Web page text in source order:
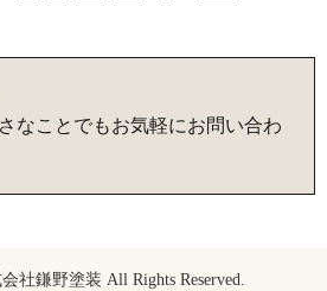
なことでもお気軽にお問い合わ
社鎌野塗装 All Rights Reserved.